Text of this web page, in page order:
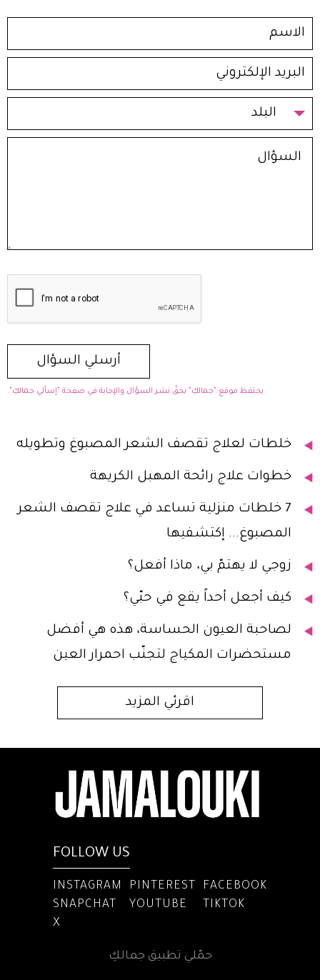
البلد
يحتفظ موقع "جمالكِ" بحقّ نشر السؤال والإجابة في صفحة "إسألي جمالكِ".
خلطات لعلاج تقصف الشعر المصبوغ وتطويله
خطوات علاج رائحة المهبل الكريهة
7 خلطات منزلية تساعد في علاج تقصف الشعر
المصبوغ... إكتشفيها
زوجي لا يهتمّ بي، ماذا أفعل؟
كيف أجعل أحداً يقع في حبّي؟
لصاحبة العيون الحساسة، هذه هي أفضل
مستحضرات المكياج لتجنّب احمرار العين
اقرئي المزيد
FOLLOW US
INSTAGRAM PINTEREST
FACEBOOK
SNAPCHAT
YOUTUBE
TIKTOK
X
حمّلي تطبيق جمالكِ